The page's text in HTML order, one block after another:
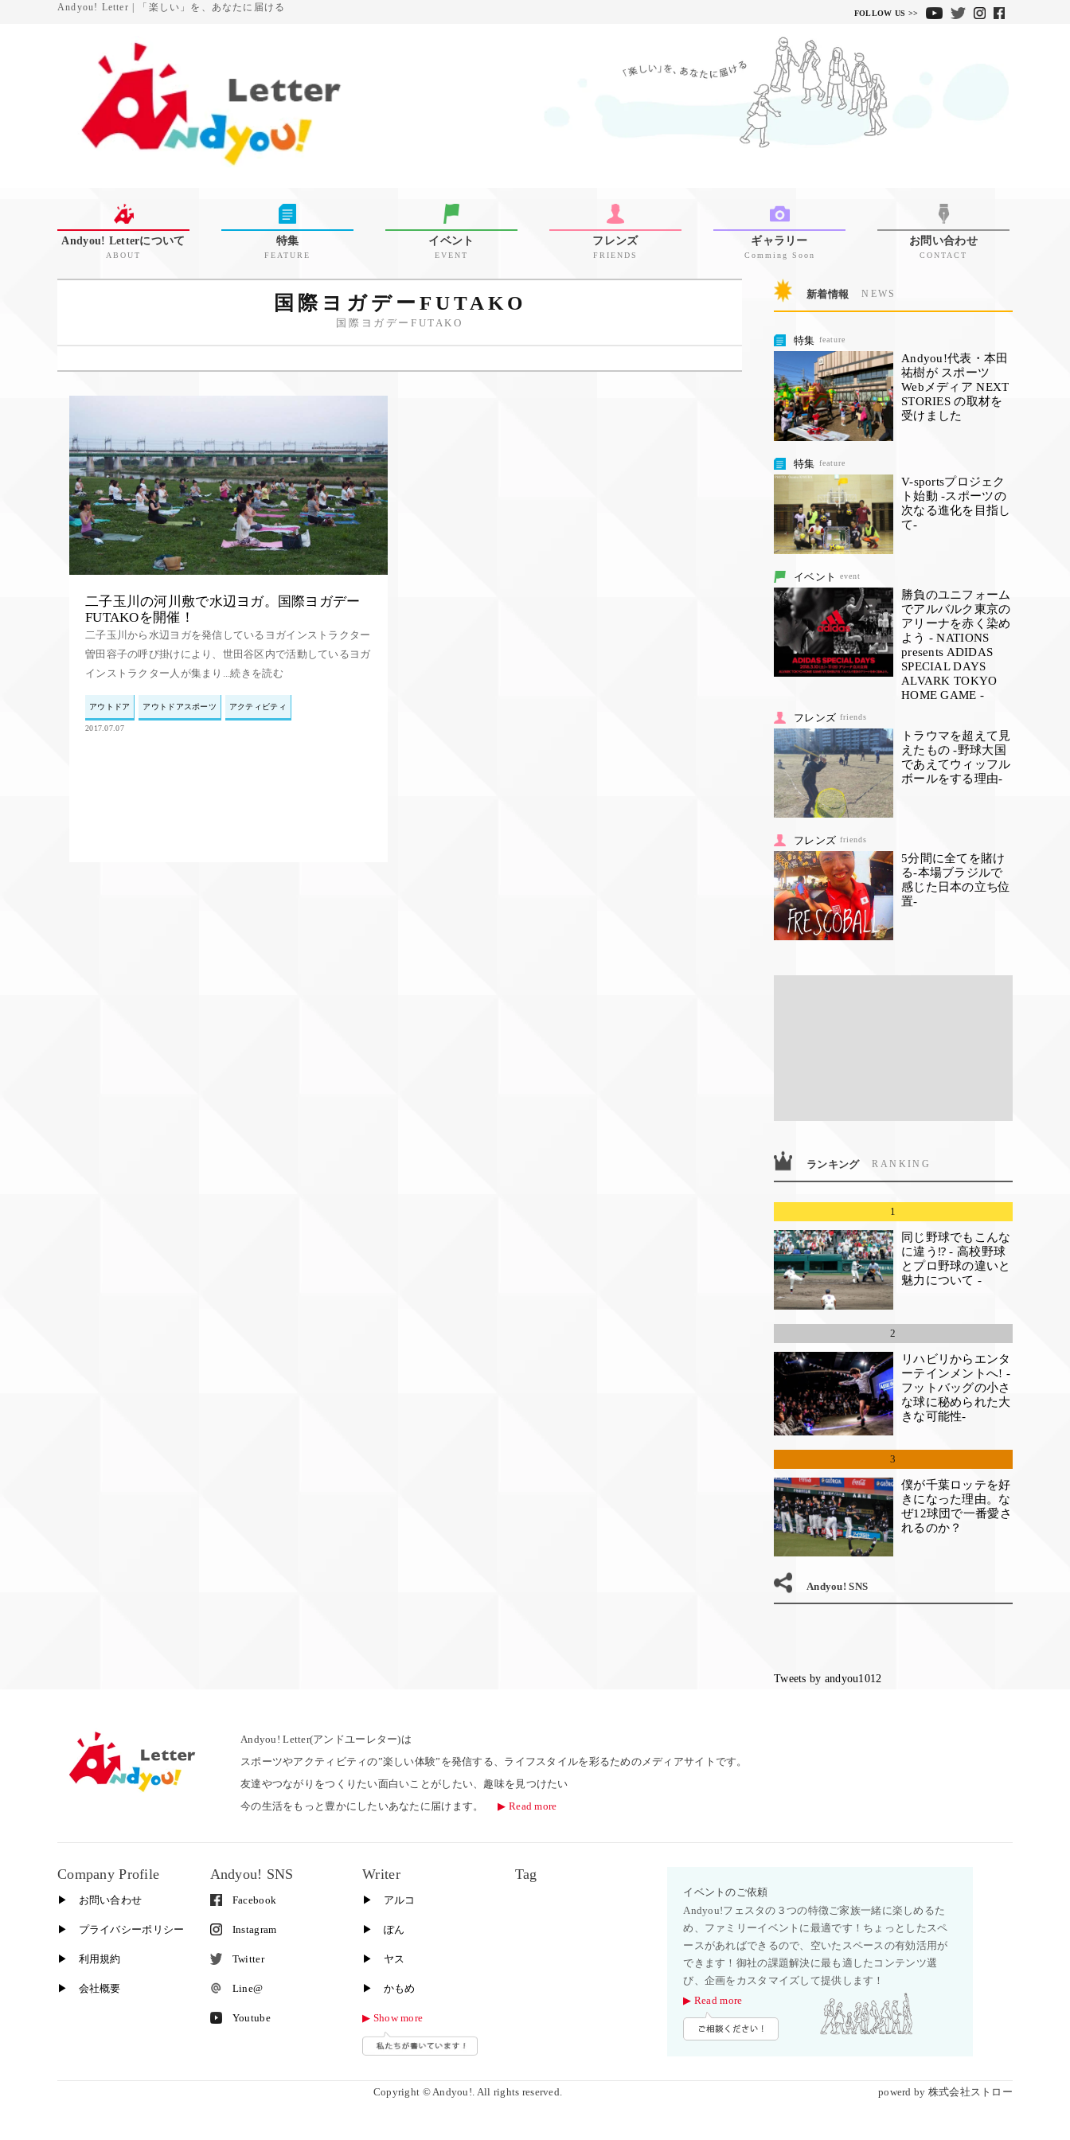
Andyou! Letter | 「楽しい」を、あなたに届ける
FOLLOW US >>
Andyou! Letterについて
ABOUT
特集
FEATURE
イベント
EVENT
フレンズ
FRIENDS
ギャラリー
Comming Soon
お問い合わせ
CONTACT
国際ヨガデーFUTAKO
国際ヨガデーFUTAKO
二子玉川の河川敷で水辺ヨガ。国際ヨガデー
FUTAKOを開催！
二子玉川から水辺ヨガを発信しているヨガインストラクター
曽田容子の呼び掛けにより、世田谷区内で活動しているヨガ
インストラクター人が集まり...続きを読む
アウトドア アウトドアスポーツ アクティビティ
2017.07.07
新着情報 NEWS
特集 feature
Andyou!代表・本田
祐樹が スポーツ
Webメディア NEXT
STORIES の取材を
受けました
特集 feature
V-sportsプロジェク
ト始動 -スポーツの
次なる進化を目指し
て-
イベント event
勝負のユニフォーム
でアルバルク東京の
アリーナを赤く染め
よう - NATIONS
presents ADIDAS
SPECIAL DAYS
ALVARK TOKYO
HOME GAME -
フレンズ friends
トラウマを超えて見
えたもの -野球大国
であえてウィッフル
ボールをする理由-
フレンズ friends
5分間に全てを賭け
る-本場ブラジルで
感じた日本の立ち位
置-
ランキング RANKING
1
同じ野球でもこんな
に違う⁉ - 高校野球
とプロ野球の違いと
魅力について -
2
リハビリからエンタ
ーテインメントへ! -
フットバッグの小さ
な球に秘められた大
きな可能性-
3
僕が千葉ロッテを好
きになった理由。な
ぜ12球団で一番愛さ
れるのか？
Andyou! SNS
Tweets by andyou1012
Andyou! Letter(アンドユーレター)は
スポーツやアクティビティの”楽しい体験”を発信する、ライフスタイルを彩るためのメディアサイトです。
友達やつながりをつくりたい面白いことがしたい、趣味を見つけたい
今の生活をもっと豊かにしたいあなたに届けます。
▶︎ Read more
Company Profile
▶︎ お問い合わせ
▶︎ プライバシーポリシー
▶︎ 利用規約
▶︎ 会社概要
Andyou! SNS
Facebook
Instagram
Twitter
Line@
Youtube
Writer
▶︎ アルコ
▶︎ ぽん
▶︎ ヤス
▶︎ かもめ
▶︎ Show more
Tag
イベントのご依頼
Andyou!フェスタの３つの特徴ご家族一緒に楽しめるた
め、ファミリーイベントに最適です！ちょっとしたスペ
ースがあればできるので、空いたスペースの有効活用が
できます！御社の課題解決に最も適したコンテンツ選
び、企画をカスタマイズして提供します！
▶︎ Read more
Copyright © Andyou!. All rights reserved. powerd by 株式会社ストロー